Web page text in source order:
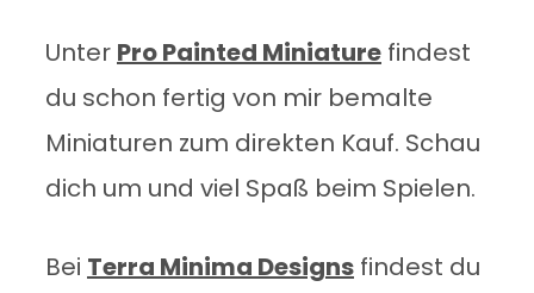
Unter Pro Painted Miniature findest
du schon fertig von mir bemalte
Miniaturen zum direkten Kauf. Schau
dich um und viel Spaß beim Spielen.
Bei Terra Minima Designs findest du